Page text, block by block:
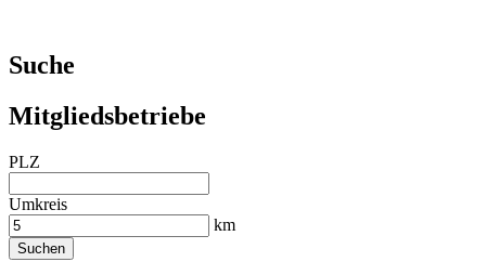
Suche
Mitgliedsbetriebe
PLZ
Umkreis
km
Suchen